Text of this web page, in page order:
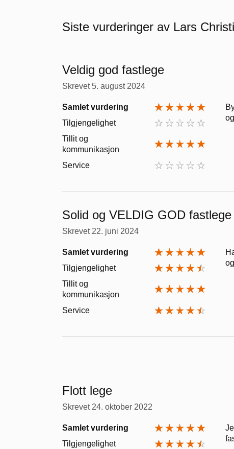
Siste vurderinger av Lars
Veldig god fastlege
Skrevet 5. august 2024
Samlet vurdering
Tilgjengelighet
Tillit og
kommunikasjon
Service
Solid og VELDIG GOD fastlege
Skrevet 22. juni 2024
Samlet vurdering
Tilgjengelighet
Tillit og
kommunikasjon
Service
Flott lege
Skrevet 24. oktober 2022
Samlet vurdering
Tilgjengelighet